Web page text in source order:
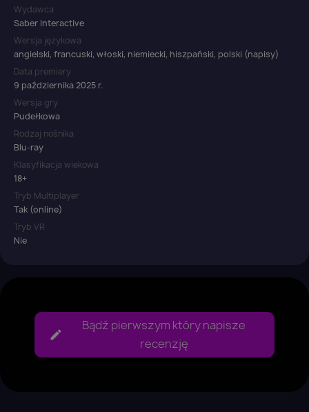
Wydawca
Saber Interactive
Wersja językowa
angielski, francuski, włoski, niemiecki, hiszpański, polski (napisy)
Data premiery
9 października 2025 r.
Wersja gry
Pudełkowa
Rodzaj nośnika
Blu-ray
Klasyfikacja wiekowa
18+
Tryb Multiplayer
Tak (online)
Tryb VR
Nie
Bądź pierwszym który napisze
recenzję